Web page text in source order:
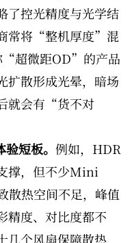
了控光精度与光学结
常将“整机厚度”混
超微距OD”的产品
扩散形成光晕，暗场
就会有“货不对
短板。 例如，HDR
撑，但不少Mini
散热空间不足，峰值
精度、对比度都不
个风扇保障散热，